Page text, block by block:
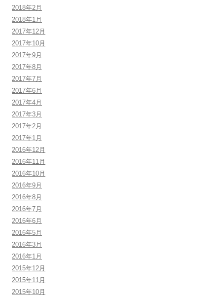
2018年2月
2018年1月
2017年12月
2017年10月
2017年9月
2017年8月
2017年7月
2017年6月
2017年4月
2017年3月
2017年2月
2017年1月
2016年12月
2016年11月
2016年10月
2016年9月
2016年8月
2016年7月
2016年6月
2016年5月
2016年3月
2016年1月
2015年12月
2015年11月
2015年10月